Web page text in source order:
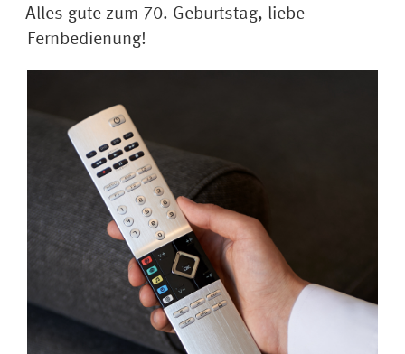
Fernseher:
Mehr
stilvolles
AM
Alles gute zum 70. Geburtstag, liebe
Fernbedienung!